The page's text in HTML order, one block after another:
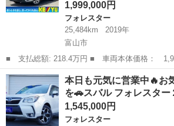
1,999,000円
フォレスター
25,484km
2019年
富山市
■ 支払総額: 218.4万円 ■ 車両本体価格： 1,999,000 円 ■ メーカ
ー名： スバル ■ 車種名： フォレスター ■
リング【４ＷＤ】【衝突軽減＆車線逸脱警報
８インチ...
富山 富山市 フォレスター
本日も元気に営業中🔥お
を🚗スバル フォレスタ
1,545,000円
フォレスター